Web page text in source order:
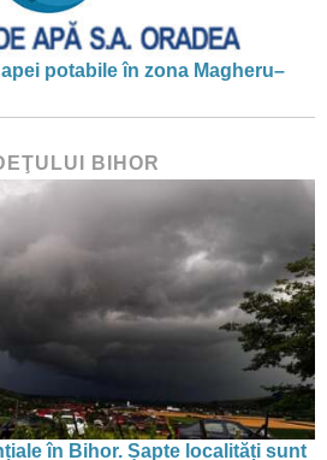
potabile în zona Magheru–
BIHOR
în Bihor. Șapte localități sunt